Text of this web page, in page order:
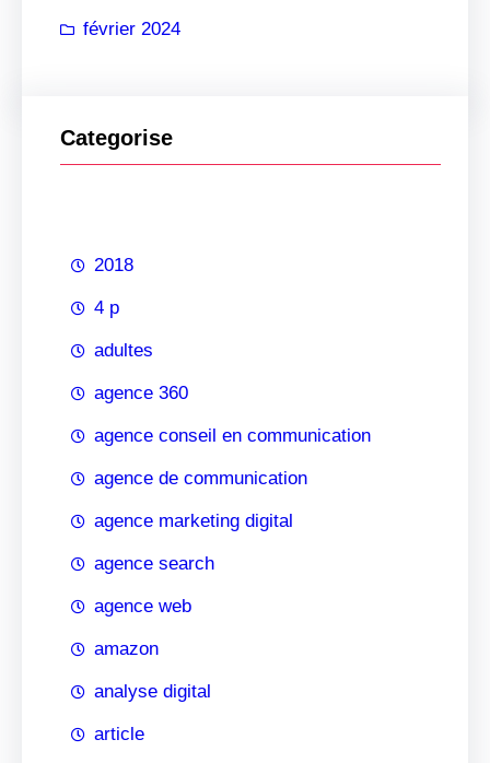
février 2024
Categorise
2018
4 p
adultes
agence 360
agence conseil en communication
agence de communication
agence marketing digital
agence search
agence web
amazon
analyse digital
article